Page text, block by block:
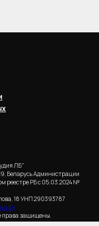
ЛБ"
Беларусь Администрации
реестре РБ с 05.03.2024 №
18 УНП 290393787
права защищены.